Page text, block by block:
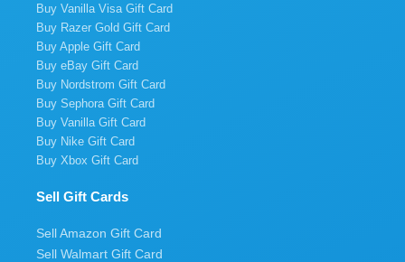
Buy Vanilla Visa Gift Card
Buy Razer Gold Gift Card
Buy Apple Gift Card
Buy eBay Gift Card
Buy Nordstrom Gift Card
Buy Sephora Gift Card
Buy Vanilla Gift Card
Buy Nike Gift Card
Buy Xbox Gift Card
Sell Gift Cards
Sell Amazon Gift Card
Sell Walmart Gift Card